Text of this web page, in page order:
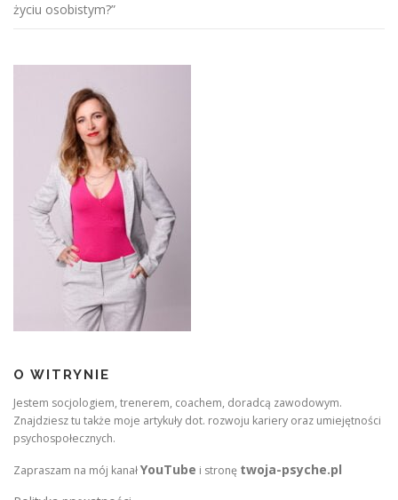
życiu osobistym?”
O WITRYNIE
Jestem socjologiem, trenerem, coachem, doradcą zawodowym.
Znajdziesz tu także moje artykuły dot. rozwoju kariery oraz umiejętności
psychospołecznych.
Zapraszam na mój kanałYouTube i stronę twoja-psyche.pl